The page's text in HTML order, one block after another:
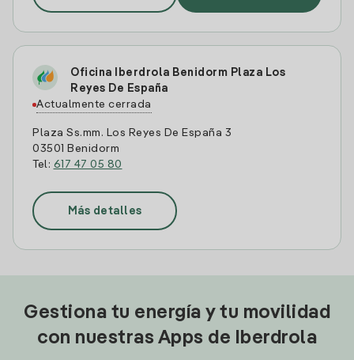
Oficina Iberdrola Benidorm Plaza Los
Reyes De España
Actualmente cerrada
Plaza Ss.mm. Los Reyes De España 3
03501 Benidorm
Tel: 617 47 05 80
Más detalles
Gestiona tu energía y tu movilidad
con nuestras Apps de Iberdrola